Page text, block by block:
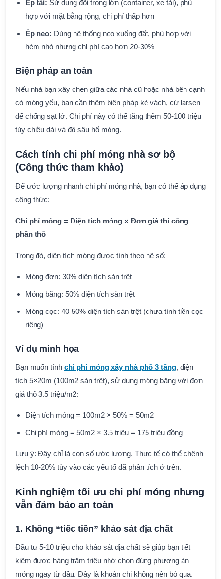
Ép tải: Sử dụng đối trọng lớn (container, xe tải), phù
hợp với mặt bằng rộng, chi phí thấp hơn
Ép neo: Dùng hệ thống neo xuống đất, phù hợp với
hẻm nhỏ nhưng chi phí cao hơn 20-30%
Biện pháp an toàn
Nếu nhà bạn xây chen giữa các nhà cũ hoặc nhà bên cạnh
có móng yếu, bạn cần thêm biện pháp kè vách, cừ larsen
để chống sạt lở. Chi phí này có thể tăng thêm 50-100 triệu
tùy chiều dài và độ sâu hố móng.
Cách tính chi phí móng nhà sơ bộ
(Công thức tham khảo)
Để ước lượng nhanh chi phí móng nhà, bạn có thể áp dụng
công thức:
Chi phí móng = Diện tích móng × Đơn giá thi công
phần thô
Trong đó, diện tích móng được tính theo hệ số:
Móng đơn: 30% diện tích sàn trệt
Móng băng: 50% diện tích sàn trệt
Móng cọc: 40-50% diện tích sàn trệt (chưa tính tiền cọc
riêng)
Ví dụ minh họa
Bạn muốn tính chi phí móng xây nhà phố 3 tầng, diện
tích 5×20m (100m2 sàn trệt), sử dụng móng băng với đơn
giá thô 3.5 triệu/m2:
Diện tích móng = 100m2 × 50% = 50m2
Chi phí móng = 50m2 × 3.5 triệu = 175 triệu đồng
Lưu ý: Đây chỉ là con số ước lượng. Thực tế có thể chênh
lệch 10-20% tùy vào các yếu tố đã phân tích ở trên.
Kinh nghiệm tối ưu chi phí móng nhưng
vẫn đảm bảo an toàn
1. Không “tiếc tiền” khảo sát địa chất
Đầu tư 5-10 triệu cho khảo sát địa chất sẽ giúp bạn tiết
kiệm được hàng trăm triệu nhờ chọn đúng phương án
móng ngay từ đầu. Đây là khoản chi không nên bỏ qua.